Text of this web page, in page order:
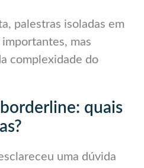
palestras isoladas em
mas
complexidade do
quais
uma dúvida